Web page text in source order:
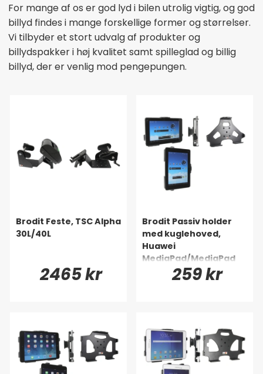
For mange af os er god lyd i bilen utrolig vigtig, og god
billyd findes i mange forskellige former og størrelser.
Vi tilbyder et stort udvalg af produkter og
billydspakker i høj kvalitet samt spilleglad og billig
billyd, der er venlig mod pengepungen.
Brodit Feste, TSC Alpha
30L/40L
2465 kr
Brodit Passiv holder
med kuglehoved,
Huawei
MediaPad/MediaPad
S7-301u259 kr